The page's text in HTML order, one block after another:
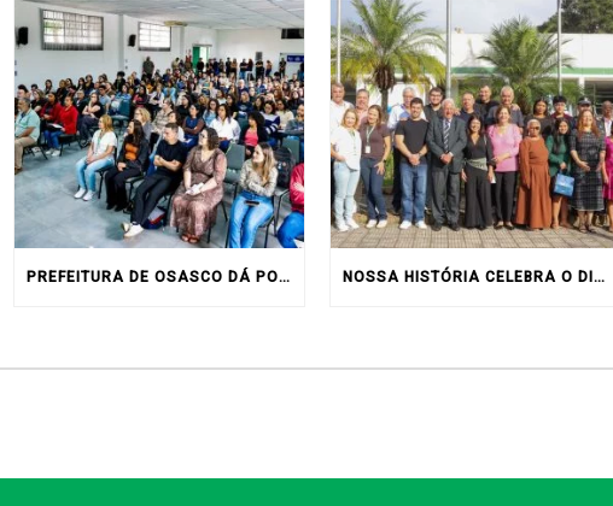
PREFEITURA DE OSASCO DÁ POSSE A 156 NOVOS SERVIDORES NOSSA HISTÓRIA CELEBRA O DIA DOS PAIS